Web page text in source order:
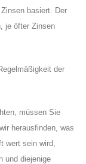
basiert. Der
je öfter Zinsen
der
müssen Sie
herausfinden, was
wert sein wird,
und diejenige